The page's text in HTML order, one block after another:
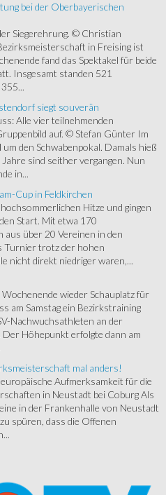
bei der Oberbayerischen
Siegerehrung. © Christian
in Freising ist
fand das Spektakel für beide
Insgesamt standen 521
siegt souverän
Alle vier teilnehmenden
auf. © Stefan Günter Im
den Schwabenpokal. Damals hieß
sind seither vergangen. Nun
in...
Cup in Feldkirchen
Hitze und gingen
Start. Mit etwa 170
aus über 20 Vereinen in den
Turnier trotz der hohen
nicht direkt niedriger waren,...
wieder Schauplatz für
am Samstag ein Bezirkstraining
Nachwuchsathleten an der
Höhepunkt erfolgte dann am
mal anders!
Aufmerksamkeit für die
in Neustadt bei Coburg Als
in der Frankenhalle von Neustadt
spüren, dass die Offenen